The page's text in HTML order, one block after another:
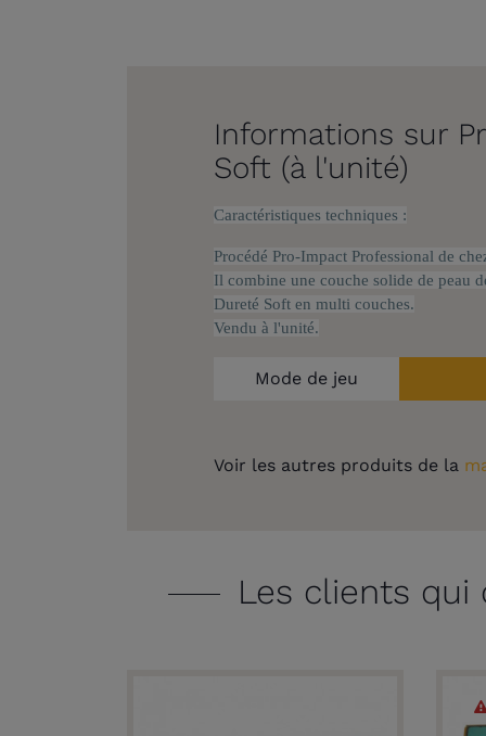
Informations sur
Soft (à l'unité)
Caractéristiques techniques :
Procédé Pro-Impact Professional de
Il combine une couche solide de peau
Dureté Soft en multi couches.
Vendu à l'unité.
Mode de jeu
Voir les autres produits de la
Les clients qui